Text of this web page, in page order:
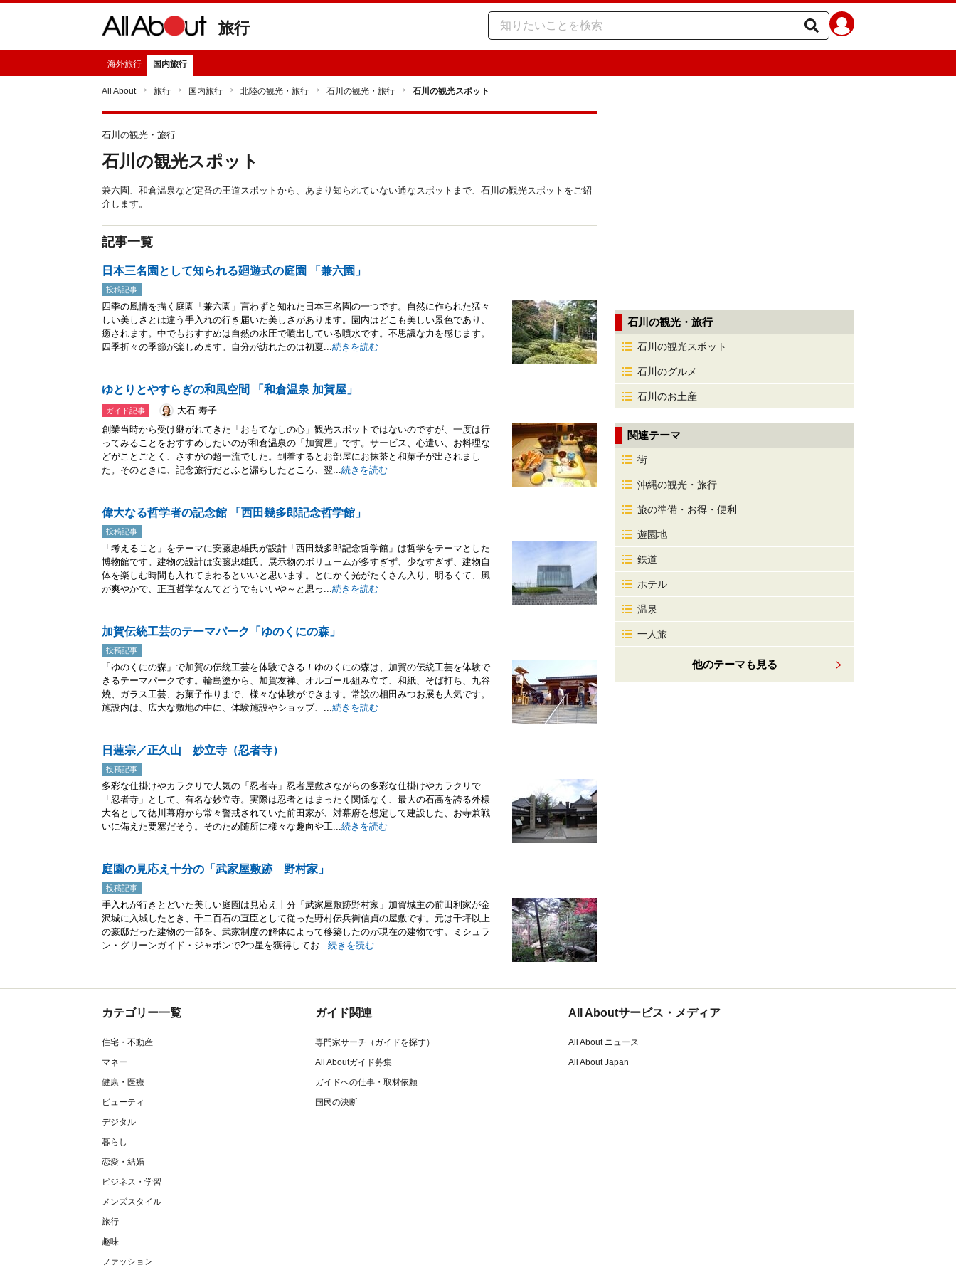
旅行
海外旅行 国内旅行
All About 旅行 国内旅行 北陸の観光・旅行 石川の観光・旅行 石川の観光スポット
石川の観光・旅行
石川の観光スポット
兼六園、和倉温泉など定番の王道スポットから、あまり知られていない通なスポットまで、石川の観光スポットをご紹
介します。
記事一覧
日本三名園として知られる廻遊式の庭園 「兼六園」
投稿記事
四季の風情を描く庭園「兼六園」言わずと知れた日本三名園の一つです。自然に作られた猛々
しい美しさとは違う手入れの行き届いた美しさがあります。園内はどこも美しい景色であり、
癒されます。中でもおすすめは自然の水圧で噴出している噴水です。不思議な力を感じます。
四季折々の季節が楽しめます。自分が訪れたのは初夏...続きを読む
ゆとりとやすらぎの和風空間 「和倉温泉 加賀屋」
ガイド記事
大石 寿子
創業当時から受け継がれてきた「おもてなしの心」観光スポットではないのですが、一度は行
ってみることをおすすめしたいのが和倉温泉の「加賀屋」です。サービス、心遣い、お料理な
どがことごとく、さすがの超一流でした。到着するとお部屋にお抹茶と和菓子が出されまし
た。そのときに、記念旅行だとふと漏らしたところ、翌...続きを読む
偉大なる哲学者の記念館 「西田幾多郎記念哲学館」
投稿記事
「考えること」をテーマに安藤忠雄氏が設計「西田幾多郎記念哲学館」は哲学をテーマとした
博物館です。建物の設計は安藤忠雄氏。展示物のボリュームが多すぎず、少なすぎず、建物自
体を楽しむ時間も入れてまわるといいと思います。とにかく光がたくさん入り、明るくて、風
が爽やかで、正直哲学なんてどうでもいいや～と思っ...続きを読む
加賀伝統工芸のテーマパーク「ゆのくにの森」
投稿記事
「ゆのくにの森」で加賀の伝統工芸を体験できる！ゆのくにの森は、加賀の伝統工芸を体験で
きるテーマパークです。輪島塗から、加賀友禅、オルゴール組み立て、和紙、そば打ち、九谷
焼、ガラス工芸、お菓子作りまで、様々な体験ができます。常設の相田みつお展も人気です。
施設内は、広大な敷地の中に、体験施設やショップ、...続きを読む
日蓮宗／正久山 妙立寺（忍者寺）
投稿記事
多彩な仕掛けやカラクリで人気の「忍者寺」忍者屋敷さながらの多彩な仕掛けやカラクリで
「忍者寺」として、有名な妙立寺。実際は忍者とはまったく関係なく、最大の石高を誇る外様
大名として徳川幕府から常々警戒されていた前田家が、対幕府を想定して建設した、お寺兼戦
いに備えた要塞だそう。そのため随所に様々な趣向や工...続きを読む
庭園の見応え十分の「武家屋敷跡 野村家」
投稿記事
手入れが行きとどいた美しい庭園は見応え十分「武家屋敷跡野村家」加賀城主の前田利家が金
沢城に入城したとき、千二百石の直臣として従った野村伝兵衛信貞の屋敷です。元は千坪以上
の豪邸だった建物の一部を、武家制度の解体によって移築したのが現在の建物です。ミシュラ
ン・グリーンガイド・ジャポンで2つ星を獲得してお...続きを読む
石川の観光・旅行
石川の観光スポット
石川のグルメ
石川のお土産
関連テーマ
街
沖縄の観光・旅行
旅の準備・お得・便利
遊園地
鉄道
ホテル
温泉
一人旅
他のテーマも見る
カテゴリー一覧
住宅・不動産
マネー
健康・医療
ビューティ
デジタル
暮らし
恋愛・結婚
ビジネス・学習
メンズスタイル
旅行
趣味
ファッション
ガイド関連
専門家サーチ（ガイドを探す）
All Aboutガイド募集
ガイドへの仕事・取材依頼
国民の決断
All Aboutサービス・メディア
All About ニュース
All About Japan